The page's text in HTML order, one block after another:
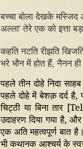
बच्चा बोला देखके मस्जिद
अल्ला'तेरे एक को इत्ता
कहति नटति रीझति
भरे भौन में होतहैं,नैनन
पहले तीन दोहे निदा
पहले दोहे में बेशक़ दर्द है,
चिट्ठी या बिना तार [
उदाहरण दिया गया है, और
एक अति महत्वपूर्ण बात
भी कथानक आश्चर्य के